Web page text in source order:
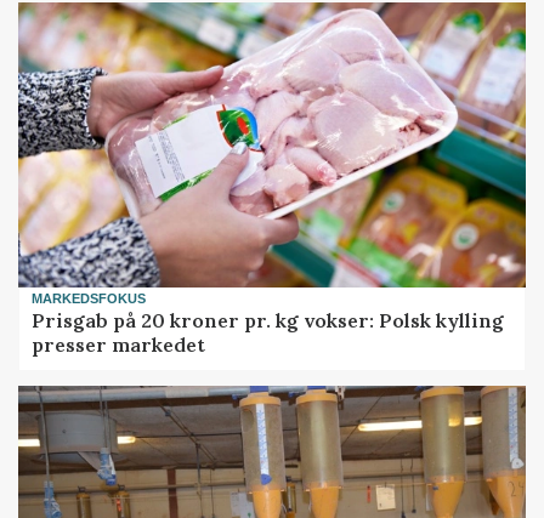
MARKEDSFOKUS
Prisgab på 20 kroner pr. kg vokser: Polsk kylling
presser markedet